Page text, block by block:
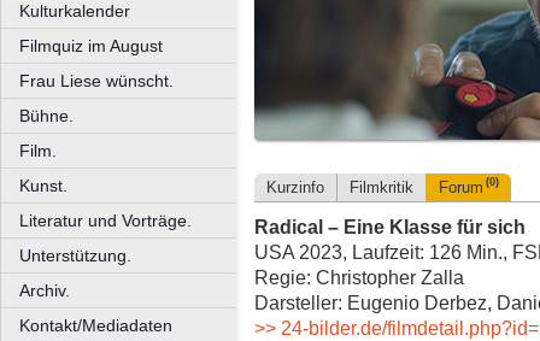
Kulturkalender
Filmquiz im August
Frau Liese wünscht.
Bühne.
Film.
Kunst.
Literatur und Vorträge.
Unterstützung.
Archiv.
Kontakt/Mediadaten
Kurzinfo Filmkritik Forum (0)
Radical – Eine Klasse für sich
USA 2023, Laufzeit: 126 Min.,
Regie: Christopher Zalla
Darsteller: Eugenio Derbez,
>> 24-bilder.de/